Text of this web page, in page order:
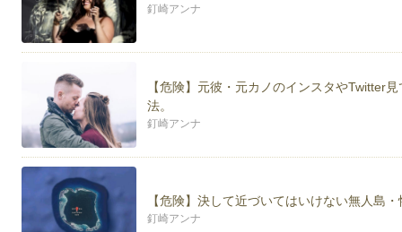
釘崎アンナ
【危険】元彼・元カノのインスタやTwitter
法。
釘崎アンナ
【危険】決して近づいてはいけない無人島
釘崎アンナ